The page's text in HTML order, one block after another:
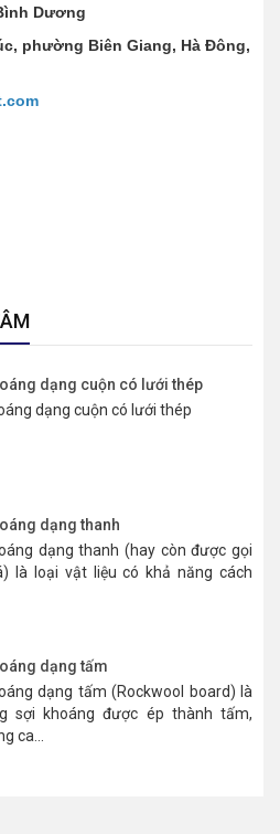
Dương
phường Biên Giang, Hà Đông,
dạng cuộn có lưới thép
dạng cuộn có lưới thép
dạng thanh
dạng thanh (hay còn được gọi
là loại vật liệu có khả năng cách
dạng tấm
dạng tấm (Rockwool board) là
sợi khoáng được ép thành tấm,
ca...